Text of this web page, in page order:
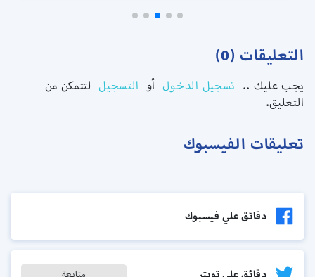
التعليقات (0)
يجب عليك .. تسجيل الدخول أو التسجيل لتتمكن من
التعليق.
تعليقات الفيسبوك
دقائق علي فيسبوك
متابعة